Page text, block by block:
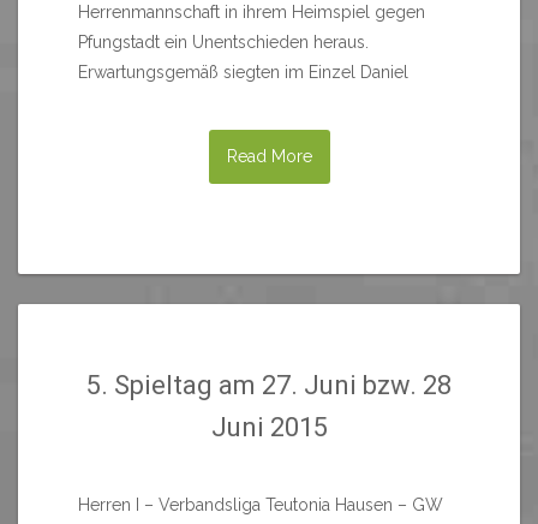
Herrenmannschaft in ihrem Heimspiel gegen
Pfungstadt ein Unentschieden heraus.
Erwartungsgemäß siegten im Einzel Daniel
Read More
5. Spieltag am 27. Juni bzw. 28
Juni 2015
Herren I – Verbandsliga Teutonia Hausen – GW